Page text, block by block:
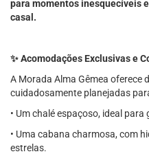
para momentos inesquecíveis
casal.
✨ Acomodações Exclusivas e
A Morada Alma Gêmea oferece
cuidadosamente planejadas
• Um chalé espaçoso, ideal
• Uma cabana charmosa, com
estrelas.